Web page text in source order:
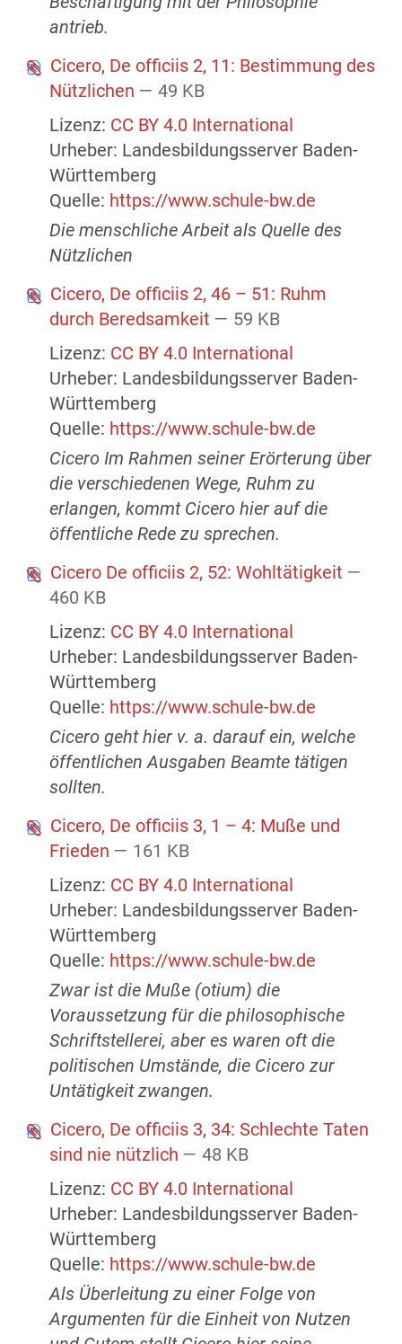
antrieb.
Cicero, De officiis 2, 11: Bestimmung des
Nützlichen — 49 KB
Lizenz: CC BY 4.0 International
Urheber: Landesbildungsserver Baden-
Württemberg
Quelle: https://www.schule-bw.de
Die menschliche Arbeit als Quelle des
Nützlichen
Cicero, De officiis 2, 46 – 51: Ruhm
durch Beredsamkeit — 59 KB
Lizenz: CC BY 4.0 International
Urheber: Landesbildungsserver Baden-
Württemberg
Quelle: https://www.schule-bw.de
Cicero Im Rahmen seiner Erörterung über
die verschiedenen Wege, Ruhm zu
erlangen, kommt Cicero hier auf die
öffentliche Rede zu sprechen.
Cicero De officiis 2, 52: Wohltätigkeit —
460 KB
Lizenz: CC BY 4.0 International
Urheber: Landesbildungsserver Baden-
Württemberg
Quelle: https://www.schule-bw.de
Cicero geht hier v. a. darauf ein, welche
öffentlichen Ausgaben Beamte tätigen
sollten.
Cicero, De officiis 3, 1 – 4: Muße und
Frieden — 161 KB
Lizenz: CC BY 4.0 International
Urheber: Landesbildungsserver Baden-
Württemberg
Quelle: https://www.schule-bw.de
Zwar ist die Muße (otium) die
Voraussetzung für die philosophische
Schriftstellerei, aber es waren oft die
politischen Umstände, die Cicero zur
Untätigkeit zwangen.
Cicero, De officiis 3, 34: Schlechte Taten
sind nie nützlich — 48 KB
Lizenz: CC BY 4.0 International
Urheber: Landesbildungsserver Baden-
Württemberg
Quelle: https://www.schule-bw.de
Als Überleitung zu einer Folge von
Argumenten für die Einheit von Nutzen